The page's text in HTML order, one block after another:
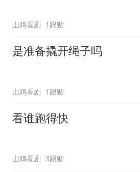
山鸡看剧 1跟贴
是准备撬开绳子吗
山鸡看剧 1跟贴
看谁跑得快
山鸡看剧 3跟贴